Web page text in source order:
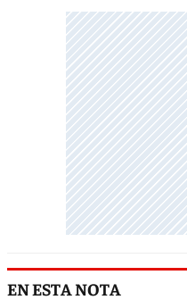
EN ESTA NOTA